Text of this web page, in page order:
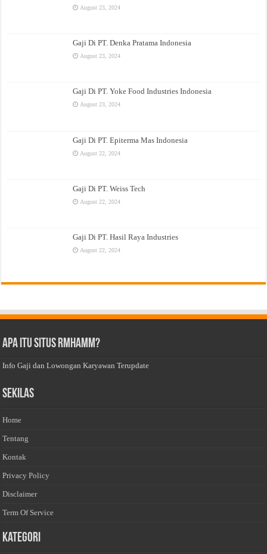
August 23, 2024
Gaji Di PT. Denka Pratama Indonesia
August 23, 2024
Gaji Di PT. Yoke Food Industries Indonesia
August 23, 2024
Gaji Di PT. Epiterma Mas Indonesia
August 22, 2024
Gaji Di PT. Weiss Tech
August 22, 2024
Gaji Di PT. Hasil Raya Industries
August 22, 2024
Apa Itu Situs Rmhamm?
Info Gaji dan Lowongan Karyawan Terupdate
Sekilas
Home
Tentang
Kontak
Privacy Policy
Disclaimer
Term Of Service
Kategori